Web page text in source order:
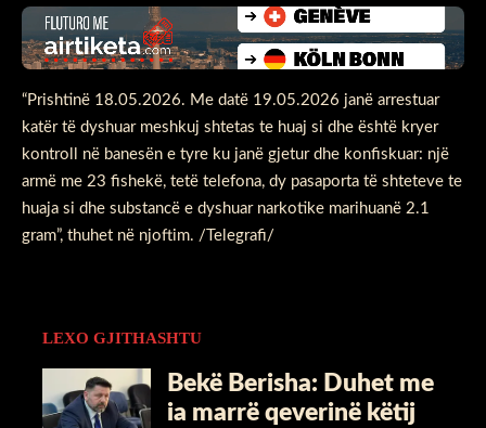
“Prishtinë 18.05.2026. Me datë 19.05.2026 janë arrestuar
katër të dyshuar meshkuj shtetas te huaj si dhe është kryer
kontroll në banesën e tyre ku janë gjetur dhe konfiskuar: një
armë me 23 fishekë, tetë telefona, dy pasaporta të shteteve te
huaja si dhe substancë e dyshuar narkotike marihuanë 2.1
gram”, thuhet në njoftim. /Telegrafi/
LEXO GJITHASHTU
Bekë Berisha: Duhet me
ia marrë qeverinë këtij